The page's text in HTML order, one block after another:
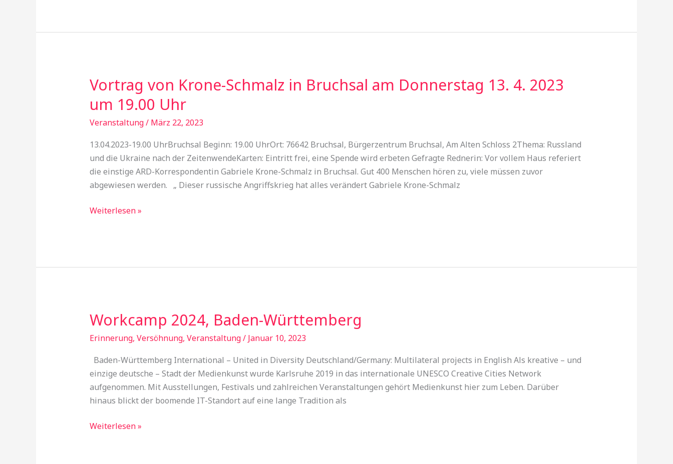
Vortrag von Krone-Schmalz in Bruchsal am Donnerstag 13. 4. 2023
um 19.00 Uhr
Veranstaltung/ März 22, 2023
13.04.2023-19.00 UhrBruchsal Beginn: 19.00 UhrOrt: 76642 Bruchsal, Bürgerzentrum Bruchsal, Am Alten Schloss 2Thema: Russland
und die Ukraine nach der ZeitenwendeKarten: Eintritt frei, eine Spende wird erbeten Gefragte Rednerin: Vor vollem Haus referiert
die einstige ARD-Korrespondentin Gabriele Krone-Schmalz in Bruchsal. Gut 400 Menschen hören zu, viele müssen zuvor
abgewiesen werden. „ Dieser russische Angriffskrieg hat alles verändert Gabriele Krone-Schmalz
Vortrag
Krone-
Schmalz
Bruchsal
am
Donnerstag
13.
2023
Weiterlesen »
Workcamp 2024, Baden-Württemberg
Erinnerung, Versöhnung, Veranstaltung/ Januar 10, 2023
Baden-Württemberg International – United in Diversity Deutschland/Germany: Multilateral projects in English Als kreative – und
einzige deutsche – Stadt der Medienkunst wurde Karlsruhe 2019 in das internationale UNESCO Creative Cities Network
aufgenommen. Mit Ausstellungen, Festivals und zahlreichen Veranstaltungen gehört Medienkunst hier zum Leben. Darüber
hinaus blickt der boomende IT-Standort auf eine lange Tradition als
Workcamp
Baden-
Württemberg
Weiterlesen »